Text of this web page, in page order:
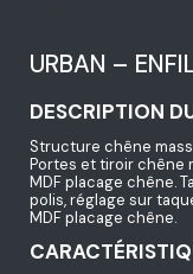
URBAN –
DESCRIPTION
Structure chêne
Portes et tiroir chêne
MDF placage chêne.
polis, réglage sur
MDF placage chêne.